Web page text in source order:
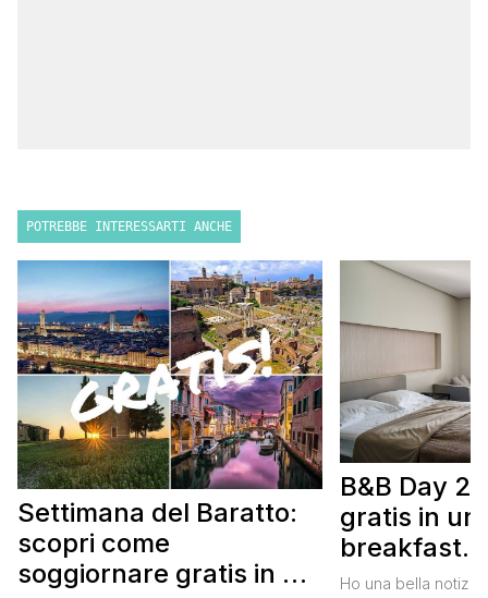
POTREBBE INTERESSARTI ANCHE
Settimana del Baratto:
scopri come
soggiornare gratis in un
B&B Day
gratis in un
breakfast.
Ho una bella